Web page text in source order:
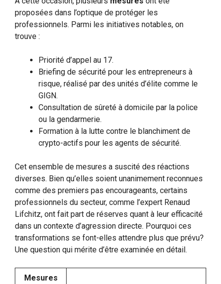
proposées dans l’optique de protéger les
professionnels. Parmi les initiatives notables, on
trouve :
Priorité d’appel au 17.
Briefing de sécurité pour les entrepreneurs à
risque, réalisé par des unités d’élite comme le
GIGN.
Consultation de sûreté à domicile par la police
ou la gendarmerie.
Formation à la lutte contre le blanchiment de
crypto-actifs pour les agents de sécurité.
Cet ensemble de mesures a suscité des réactions
diverses. Bien qu’elles soient unanimement reconnues
comme des premiers pas encourageants, certains
professionnels du secteur, comme l’expert Renaud
Lifchitz, ont fait part de réserves quant à leur efficacité
dans un contexte d’agression directe. Pourquoi ces
transformations se font-elles attendre plus que prévu?
Une question qui mérite d’être examinée en détail.
Mesures